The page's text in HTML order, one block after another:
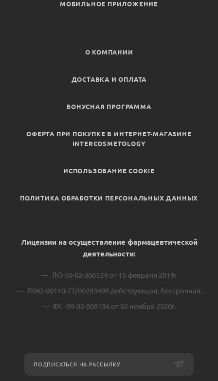
МОБИЛЬНОЕ ПРИЛОЖЕНИЕ
О КОМПАНИИ
ДОСТАВКА И ОПЛАТА
БОНУСНАЯ ПРОГРАММА
ОФЕРТА ПРИ ПОКУПКЕ В ИНТЕРНЕТ-МАГАЗИНЕ
INTERCOSMETOLOGY
ИСПОЛЬЗОВАНИЕ COOKIE
ПОЛИТИКА ОБРАБОТКИ ПЕРСОНАЛЬНЫХ ДАННЫХ
Лицензии на осуществление фармацевтической
деятельности:
ЛО-50-02-006534 от 15 февраля 2019г
Л042-00110-77/00283498 действующая, бессрочная.
ФС -99-02-008136 от 02 ноября 2020г.
ПОДПИСАТЬСЯ НА РАССЫЛКУ